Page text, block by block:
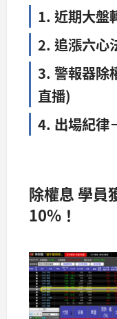
1. 近期大盤
2. 追漲六心
3. 警報器除
直播)
4. 出場紀律
除權息 學員
10%！